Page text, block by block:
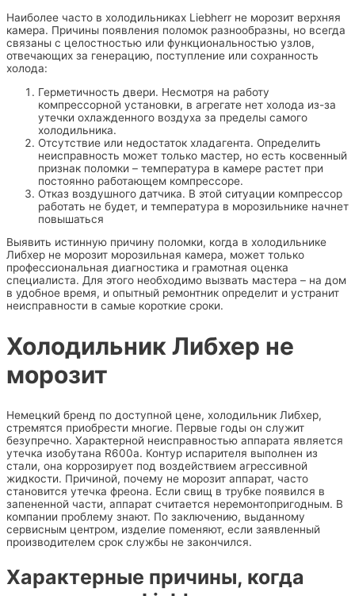
Наиболее часто в холодильниках Liebherr не морозит верхняя
камера. Причины появления поломок разнообразны, но всегда
связаны с целостностью или функциональностью узлов,
отвечающих за генерацию, поступление или сохранность
холода:
Герметичность двери. Несмотря на работу
компрессорной установки, в агрегате нет холода из-за
утечки охлажденного воздуха за пределы самого
холодильника.
Отсутствие или недостаток хладагента. Определить
неисправность может только мастер, но есть косвенный
признак поломки – температура в камере растет при
постоянно работающем компрессоре.
Отказ воздушного датчика. В этой ситуации компрессор
работать не будет, и температура в морозильнике начнет
повышаться
Выявить истинную причину поломки, когда в холодильнике
Либхер не морозит морозильная камера, может только
профессиональная диагностика и грамотная оценка
специалиста. Для этого необходимо вызвать мастера – на дом
в удобное время, и опытный ремонтник определит и устранит
неисправности в самые короткие сроки.
Холодильник Либхер не
морозит
Немецкий бренд по доступной цене, холодильник Либхер,
стремятся приобрести многие. Первые годы он служит
безупречно. Характерной неисправностью аппарата является
утечка изобутана R600a. Контур испарителя выполнен из
стали, она коррозирует под воздействием агрессивной
жидкости. Причиной, почему не морозит аппарат, часто
становится утечка фреона. Если свищ в трубке появился в
запененной части, аппарат считается неремонтопригодным. В
компании проблему знают. По заключению, выданному
сервисным центром, изделие поменяют, если заявленный
производителем срок службы не закончился.
Характерные причины, когда